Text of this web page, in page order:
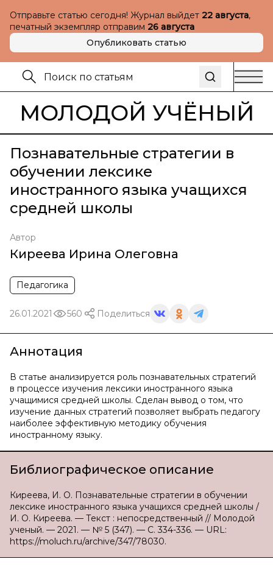
Отправьте статью сегодня! Журнал выйдет 22 августа,
печатный экземпляр отправим 26 августа
Опубликовать статью
МОЛОДОЙ УЧЁНЫЙ
Познавательные стратегии в
обучении лексике
иностранного языка учащихся
средней школы
Автор
Киреева Ирина Олеговна
Педагогика
26.01.2021 560 Поделиться
Аннотация
В статье анализируется роль познавательных стратегий
в процессе изучения лексики иностранного языка
учащимися средней школы. Сделан вывод о том, что
изучение данных стратегий позволяет выбрать педагогу
наиболее эффективную методику обучения
иностранному языку.
Библиографическое описание
Киреева, И. О. Познавательные стратегии в обучении
лексике иностранного языка учащихся средней школы /
И. О. Киреева. — Текст : непосредственный // Молодой
ученый. — 2021. — № 5 (347). — С. 334-336. — URL:
https://moluch.ru/archive/347/78030.